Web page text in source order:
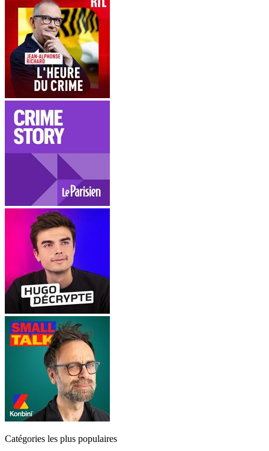
Catégories les plus populaires